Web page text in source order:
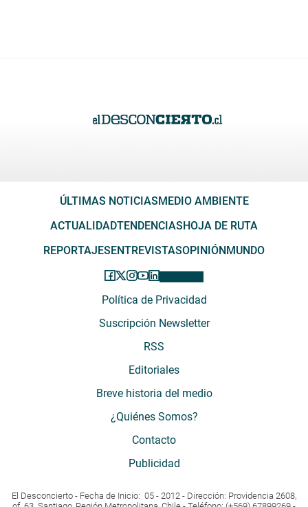
ÚLTIMAS NOTICIASMEDIO AMBIENTE
ACTUALIDADTENDENCIASHOJA DE RUTA
REPORTAJESENTREVISTASOPINIÓNMUNDO
Política de Privacidad
Suscripción Newsletter
RSS
Editoriales
Breve historia del medio
¿Quiénes Somos?
Contacto
Publicidad
El Desconcierto - Fecha de Inicio: 05 - 2012 - Dirección: Providencia 2608,